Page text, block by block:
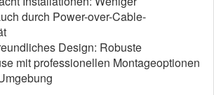
durch Power-over-Cable-
Design: Robuste
mit professionellen Montageoptionen